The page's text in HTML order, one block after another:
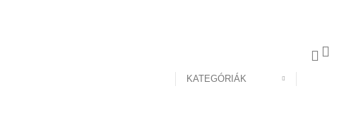
KATEGÓRIÁK